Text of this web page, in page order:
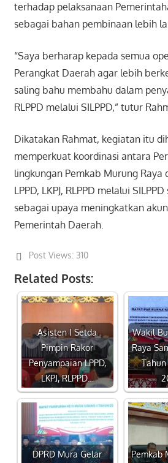
terhadap pelaksanaan
sebagai bahan pembinaan lebih
“Saya berharap kepada semua
Perangkat Daerah agar lebih
saling bahu membahu dalam
RLPPD melalui SILPPD,” tutur
Dikatakan Rahmat, kegiatan itu
memperkuat koordinasi antara
lingkungan Pemkab Murung Raya
LPPD, LKPJ, RLPPD melalui
sebagai upaya meningkatkan
Pemerintah Daerah.
Post Views: 310
Related Posts:
Asisten I Setda
Pimpin Rakor
Penyampaian LPPD,
LKPJ, RLPPD…
Wakil
Raya
DPRD Mura Gelar
Pemkab